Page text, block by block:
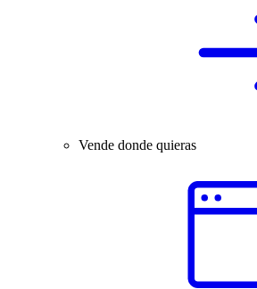
Vende donde quieras